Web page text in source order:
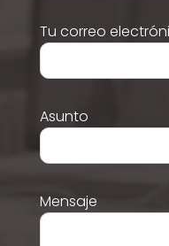
Tu correo
Asunto
Mensaje